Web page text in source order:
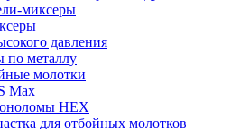
миксеры
давления
металлу
молотки
Max
HEX
для отбойных молотков